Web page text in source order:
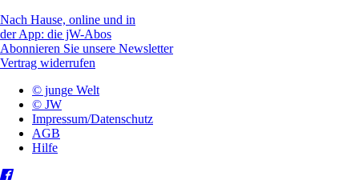
Nach Hause, online und in
der App: die jW-Abos
Abonnieren Sie unsere Newsletter
Vertrag widerrufen
© junge Welt
© JW
Impressum/Datenschutz
AGB
Hilfe